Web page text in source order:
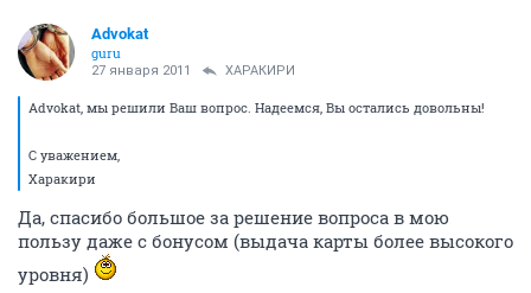
Advokat
guru
27 января 2011 ХАРАКИРИ
Advokat, мы решили Ваш вопрос. Надеемся, Вы остались довольны!
С уважением,
Харакири
Да, спасибо большое за решение вопроса в мою
пользу даже с бонусом (выдача карты более высокого
уровня)